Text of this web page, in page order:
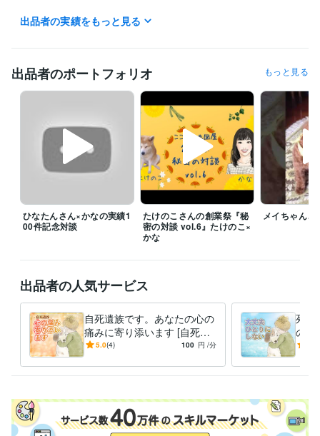
☘️【今すぐ電話する】表示がある時は、すぐにお電話できます。
良かったら気軽にご利用くださいね。
☘️メッセージは24時間受付中です。
☘️ご質問がありましたら、DMからお気軽にお問合せください。
·. *⟢┈┈┈┈┈┈┈┈┈┈┈┈┈┈⟢*.·
温かいひだまりのように、癒しの時間をご提供したくて「ひだまりセラ
ピスト」へと改名しました。
不安なこと、お悩みなど、何でもお聴かせください。
誠心誠意、あなたに寄り添わせていただきます。
私の声や話し方が気になる方は、
ポートフォリオに「ボイスサンプル」があります。
よろしければお聴きください♪
あなたからのお電話、
経験職種
ライフスタイル・その他 / マッサージ師・セラピスト
経験年数 : 10
年
出品者の実績をもっと見る
出品者のポートフォリオ もっと見る
ひなたんさん×かなの実績1
00件記念対談
たけのこさんの創業祭『秘
密の対談 vol.6』たけのこ×
かな
メイちゃん
出品者の人気サービス
自死遺族です。あなたの心の
痛みに寄り添います [自死遺
族] 当事者のカウンセラーが
5.0(4) 100 円 /分
死に
の痛
励
にい